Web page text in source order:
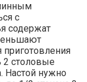
с
содержат
2 столовые
Настой нужно